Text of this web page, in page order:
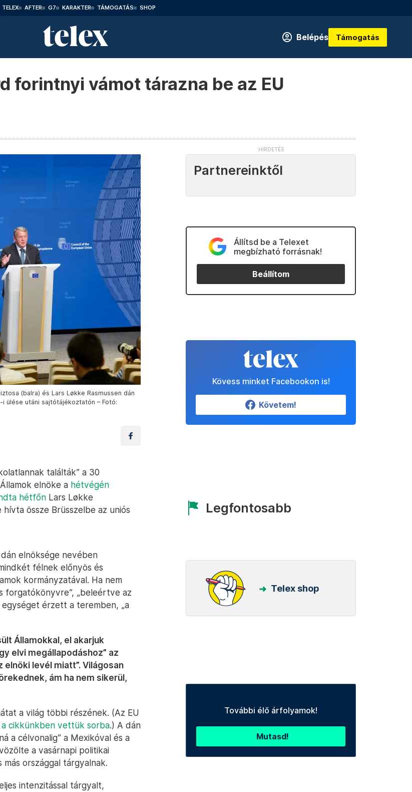
TELEX AFTER G7 KARAKTER TÁMOGATÁS SHOP
Belépés Támogatás
forintnyi vámot tárazna be az EU
(balra) és Lars Løkke Rasmussen dán
i ülése utáni sajtótájékoztatón – Fotó:
találták” a 30
elnöke a hétvégén
hétfőn Lars Løkke
össze Brüsszelbe az uniós
elnöksége nevében
félnek előnyös és
kormányzatával. Ha nem
forgatókönyvre”, „beleértve az
egységet érzett a teremben, „a
Államokkal, el akarjuk
elvi megállapodáshoz” az
levél miatt”. Világosan
ám ha nem sikerül,
a világ többi részének. (Az EU
cikkünkben vettük sorba.) A dán
a célvonalig” a Mexikóval és a
a vasárnapi politikai
országgal tárgyalnak.
intenzitással tárgyalt,
Partnereinktől
Állítsd be a Telexet
megbízható forrásnak!
Beállítom
Kövess minket Facebookon is!
Követem!
Legfontosabb
Telex shop
További élő árfolyamok!
Mutasd!